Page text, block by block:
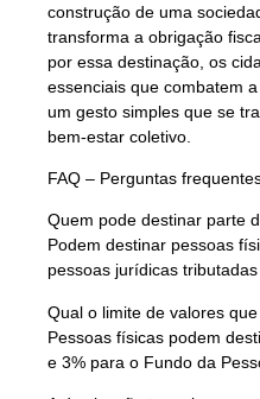
construção de uma
transforma a obrigação
por essa destinação, os
essenciais que combatem
um gesto simples que se
bem-estar coletivo.
FAQ – Perguntas
Quem pode destinar parte
Podem destinar pessoas
pessoas jurídicas
Qual o limite de valores
Pessoas físicas podem
e 3% para o Fundo da